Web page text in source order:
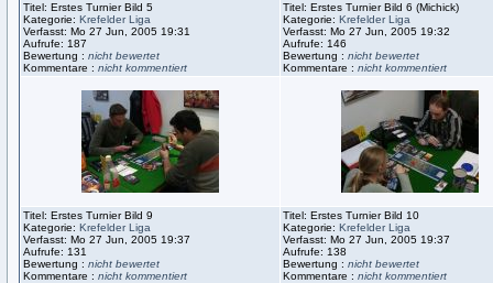
Titel: Erstes Turnier Bild 5
Kategorie: Krefelder Liga
Verfasst: Mo 27 Jun, 2005 19:31
Aufrufe: 187
Bewertung : nicht bewertet
Kommentare : nicht kommentiert
Titel: Erstes Turnier Bild 6 (Michick)
Kategorie: Krefelder Liga
Verfasst: Mo 27 Jun, 2005 19:32
Aufrufe: 146
Bewertung : nicht bewertet
Kommentare : nicht kommentiert
Titel: Erstes Turnier Bild 9
Kategorie: Krefelder Liga
Verfasst: Mo 27 Jun, 2005 19:37
Aufrufe: 131
Bewertung : nicht bewertet
Kommentare : nicht kommentiert
Titel: Erstes Turnier Bild 10
Kategorie: Krefelder Liga
Verfasst: Mo 27 Jun, 2005 19:37
Aufrufe: 138
Bewertung : nicht bewertet
Kommentare : nicht kommentiert